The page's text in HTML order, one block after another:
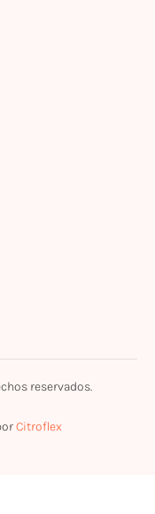
reservados.
Citroflex